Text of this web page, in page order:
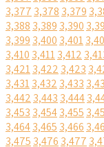
3,377 3,378 3,379
3,388 3,389 3,390
3,399 3,400 3,401
3,410 3,4113,412
3,4213,422 3,423
3,4313,432 3,433
3,442 3,443 3,444
3,453 3,4543,455
3,4643,465 3,466
3,475 3,476 3,477